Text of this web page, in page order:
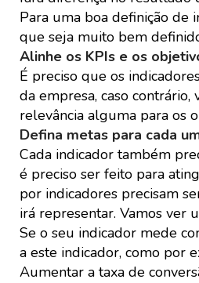
Para uma boa definição de
que seja muito bem
Alinhe os KPIs e os
É preciso que os
da empresa, caso
relevância alguma para os
Defina metas para cada
Cada indicador também
é preciso ser feito para
por indicadores precisam
irá representar. Vamos ver
Se o seu indicador mede
a este indicador, como por
Aumentar a taxa de